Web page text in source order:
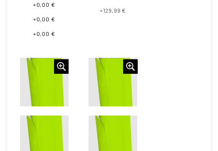
+0,00 €
+0,00 €
+0,00 €
+129,99 €